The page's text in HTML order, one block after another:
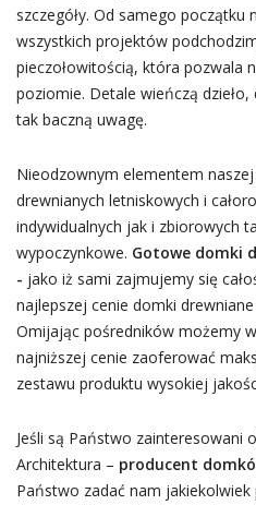
szczegóły. Od samego początku
wszystkich projektów
pieczołowitością, która pozwala
poziomie. Detale wieńczą
tak baczną uwagę.
Nieodzownym elementem
drewnianych letniskowych i
indywidualnych jak i zbiorowych
wypoczynkowe. Gotowe domki
- jako iż sami zajmujemy się
najlepszej cenie domki
Omijając pośredników możemy
najniższej cenie zaoferować
zestawu produktu wysokiej
Jeśli są Państwo zainteresowani
Architektura – producent
Państwo zadać nam